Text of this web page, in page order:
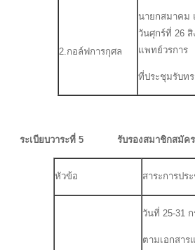
2.กอล์ฟการกุศล
นายกสมาคม
วันศุกร์ที่ 26
แพทย์วรการ
ที่ประชุมรับท
ระเบียบวาระที่ 5 รับรองสมาชิกสมัค
หัวข้อ สาระการปร
วันที่ 25-31
ตามเอกสาร